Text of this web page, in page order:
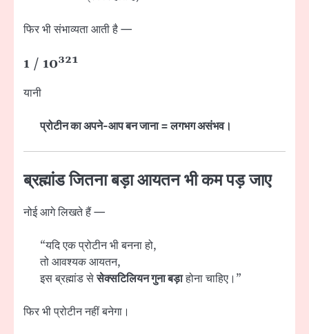
फिर भी संभाव्यता आती है —
1 / 10³²¹
यानी
प्रोटीन का अपने-आप बन जाना = लगभग असंभव।
ब्रह्मांड जितना बड़ा आयतन भी कम पड़ जाए
नोई आगे लिखते हैं —
“यदि एक प्रोटीन भी बनना हो,
तो आवश्यक आयतन,
इस ब्रह्मांड सेसेक्सटिलियन गुना बड़ाहोना चाहिए।”
फिर भी प्रोटीन नहीं बनेगा।